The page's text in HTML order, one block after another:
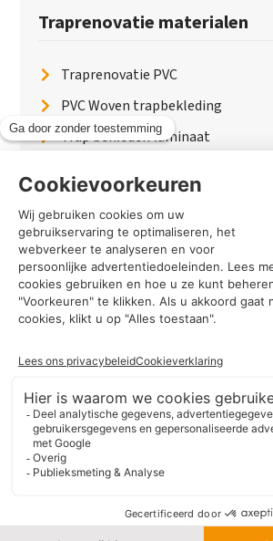
Traprenovatie materialen
Traprenovatie PVC
PVC Woven trapbekleding
Trap bekleden laminaat
Traptreden beton
Traptreden leer
PaintWood
Trapverlichting
PVC Vloer
Marmerlook trap
Traprenovatie in jouw plaats
Algemene Voorwaarden Vloeren